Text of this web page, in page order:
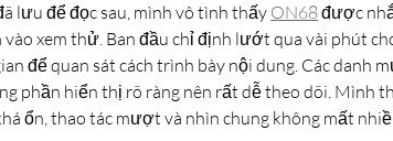
lưu để đọc sau, mình vô tình thấy ON68 được
xem thử. Ban đầu chỉ định lướt qua vài phút
để quan sát cách trình bày nội dung. Các danh
phần hiển thị rõ ràng nên rất dễ theo dõi. Mình
ổn, thao tác mượt và nhìn chung không mất